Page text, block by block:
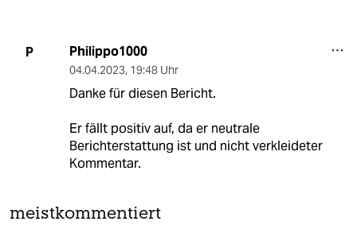
P Philippo1000
04.04.2023, 19:48 Uhr
Danke für diesen Bericht.
Er fällt positiv auf, da er neutrale
Berichterstattung ist und nicht verkleideter
Kommentar.
meistkommentiert